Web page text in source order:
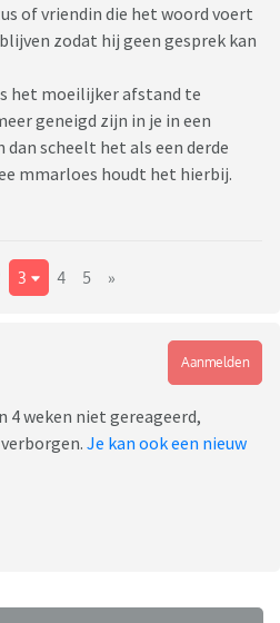
of vriendin die het woord voert
zodat hij geen gesprek kan
het moeilijker afstand te
geneigd zijn in je in een
scheelt het als een derde
mmarloes houdt het hierbij.
3 4 5 »
Aanmelden
4 weken niet gereageerd,
Je kan ook een nieuw